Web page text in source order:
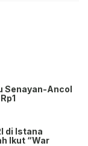
Senayan-Ancol
di Istana
Ikut “War